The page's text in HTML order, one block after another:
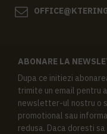
ABONARE LA
Dupa ce initiezi
trimite un email pentru
newsletter-ul nostru o
promotional sau
redusa. Daca doresti